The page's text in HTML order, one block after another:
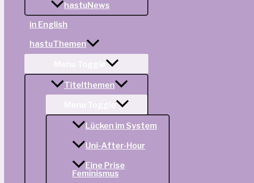
hastuNews
in English
hastuThemen
Titelthemen
Lücken im System
Uni-After-Hour
Eine Prise
Feminismus